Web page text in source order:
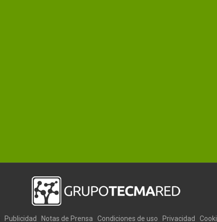
Publicidad Notas de Prensa Condiciones de uso Privacidad